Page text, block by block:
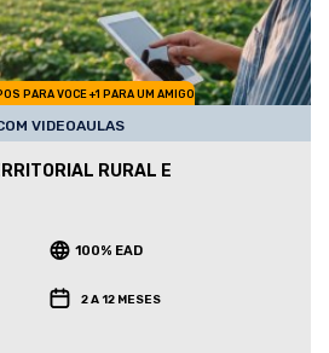
PARA VOCE +1 PARA UM AMIGO
VIDEOAULAS
RURAL E
100% EAD
2 A 12 MESES